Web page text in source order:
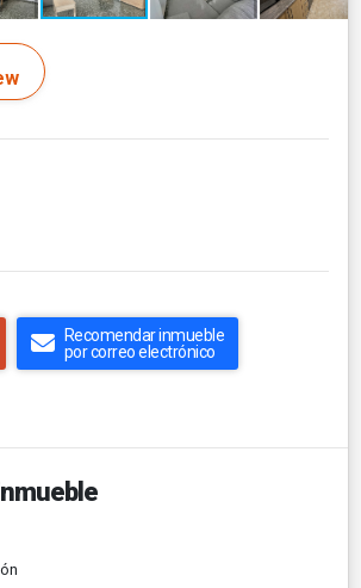
Recomendar inmueble
por correo electrónico